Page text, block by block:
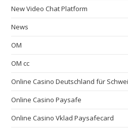
New Video Chat Platform
News
OM
OM cc
Online Casino Deutschland für
Online Casino Paysafe
Online Casino Vklad Paysafecard